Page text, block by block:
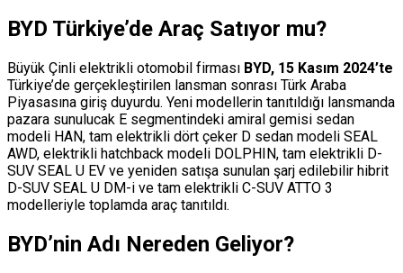
BYD Türkiye’de Araç Satıyor mu?
Büyük Çinli elektrikli otomobil firması BYD, 15 Kasım 2024’te
Türkiye’de gerçekleştirilen lansman sonrası Türk Araba
Piyasasına giriş duyurdu. Yeni modellerin tanıtıldığı lansmanda
pazara sunulucak E segmentindeki amiral gemisi sedan
modeli HAN, tam elektrikli dört çeker D sedan modeli SEAL
AWD, elektrikli hatchback modeli DOLPHIN, tam elektrikli D-
SUV SEAL U EV ve yeniden satışa sunulan şarj edilebilir hibrit
D-SUV SEAL U DM-i ve tam elektrikli C-SUV ATTO 3
modelleriyle toplamda araç tanıtıldı.
BYD’nin Adı Nereden Geliyor?